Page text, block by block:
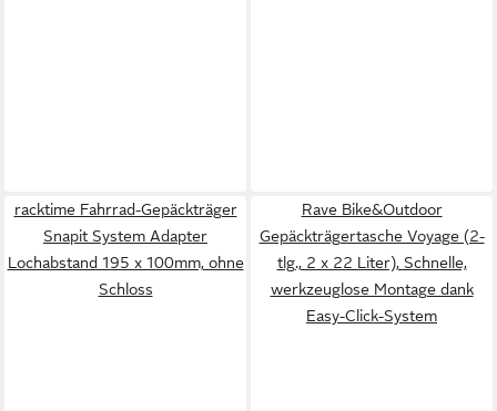
racktime Fahrrad-Gepäckträger
Snapit System Adapter
Lochabstand 195 x 100mm, ohne
Schloss
Rave Bike&Outdoor
Gepäckträgertasche Voyage (2-
tlg., 2 x 22 Liter), Schnelle,
werkzeuglose Montage dank
Easy-Click-System